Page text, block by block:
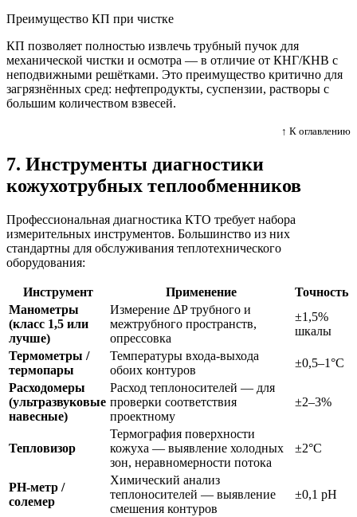
Преимущество КП при чистке
КП позволяет полностью извлечь трубный пучок для
механической чистки и осмотра — в отличие от КНГ/КНВ с
неподвижными решётками. Это преимущество критично для
загрязнённых сред: нефтепродукты, суспензии, растворы с
большим количеством взвесей.
↑ К оглавлению
7. Инструменты диагностики
кожухотрубных теплообменников
Профессиональная диагностика КТО требует набора
измерительных инструментов. Большинство из них
стандартны для обслуживания теплотехнического
оборудования:
Инструмент Применение
Точность
Манометры
(класс 1,5 или
лучше)
Измерение ΔP трубного и
межтрубного пространств,
опрессовка
±1,5%
шкалы
Термометры /
термопары
Температуры входа-выхода
обоих контуров
±0,5–1°C
Расходомеры
(ультразвуковые
навесные)
Расход теплоносителей — для
проверки соответствия
проектному
±2–3%
Тепловизор
Термография поверхности
кожуха — выявление холодных
зон, неравномерности потока
±2°C
РН-метр /
солемер
Химический анализ
теплоносителей — выявление
смешения контуров
±0,1 pH